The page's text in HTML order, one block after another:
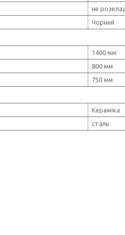
не
Чорний
1400 мм
800 мм
750 мм
Кераміка
сталь